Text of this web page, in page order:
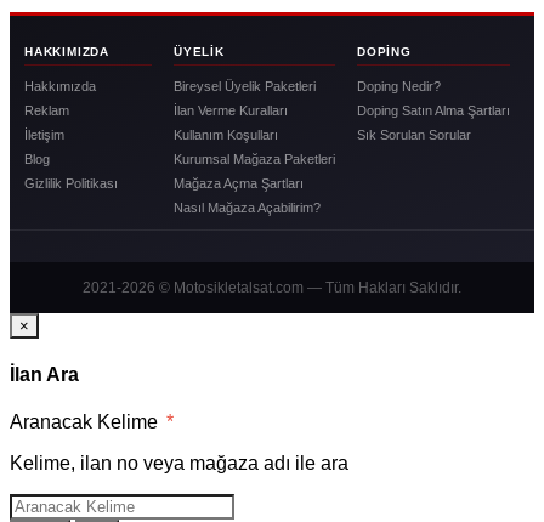
HAKKIMIZDA
Hakkımızda
Reklam
İletişim
Blog
Gizlilik Politikası
ÜYELIK
Bireysel Üyelik Paketleri
İlan Verme Kuralları
Kullanım Koşulları
Kurumsal Mağaza Paketleri
Mağaza Açma Şartları
Nasıl Mağaza Açabilirim?
DOPING
Doping Nedir?
Doping Satın Alma Şartları
Sık Sorulan Sorular
2021-2026 © Motosikletalsat.com — Tüm Hakları Saklıdır.
×
İlan Ara
Aranacak Kelime *
Kelime, ilan no veya mağaza adı ile ara